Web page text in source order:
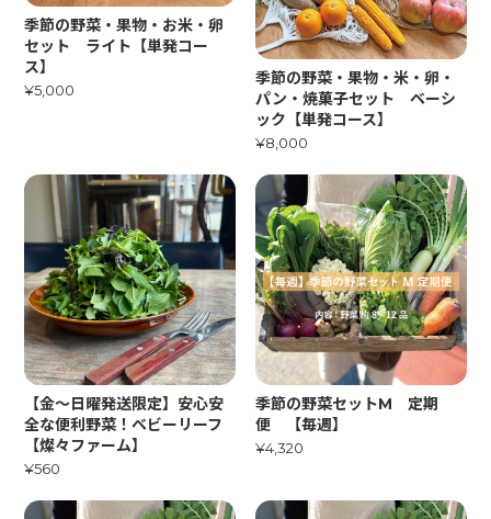
季節の野菜・果物・お米・卵
セット ライト【単発コー
ス】
¥5,000
季節の野菜・果物・米・卵・
パン・焼菓子セット ベーシ
ック【単発コース】
¥8,000
【金〜日曜発送限定】安心安
全な便利野菜！ベビーリーフ
【燦々ファーム】
¥560
季節の野菜セットM 定期
便 【毎週】
¥4,320